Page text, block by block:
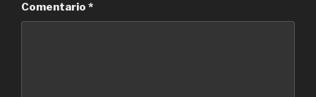
Comentario *